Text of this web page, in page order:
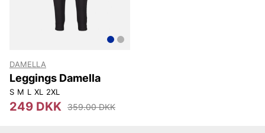
DAMELLA
Leggings Damella
S M L XL 2XL
249 DKK 359.00 DKK